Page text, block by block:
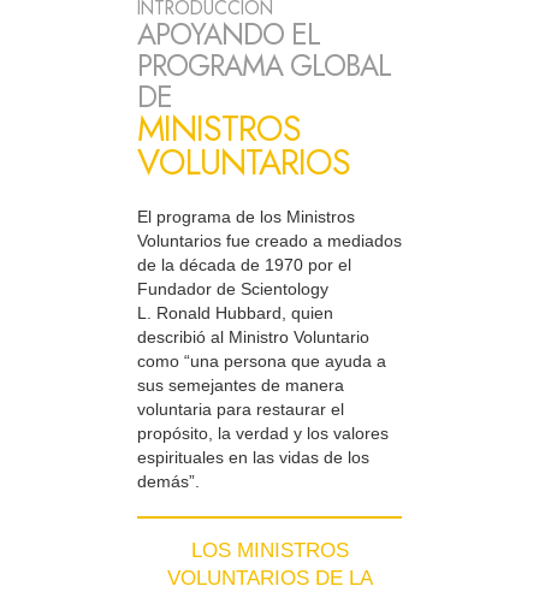
INTRODUCCIÓN
APOYANDO EL
PROGRAMA GLOBAL
DE
MINISTROS
VOLUNTARIOS
El programa de los Ministros
Voluntarios fue creado a mediados
de la década de 1970 por el
Fundador de Scientology
L. Ronald Hubbard, quien
describió al Ministro Voluntario
como “una persona que ayuda a
sus semejantes de manera
voluntaria para restaurar el
propósito, la verdad y los valores
espirituales en las vidas de los
demás”.
LOS MINISTROS
VOLUNTARIOS DE LA